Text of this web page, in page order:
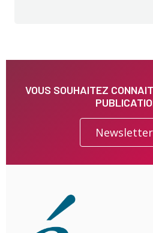
VOUS SOUHAITEZ
Newsletter